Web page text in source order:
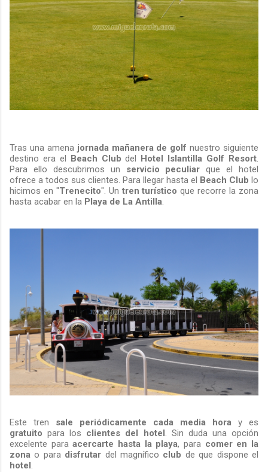
Tras una amena jornada mañanera de golf nuestro siguiente
destino era el Beach Club del Hotel Islantilla Golf Resort.
Para ello descubrimos un servicio peculiar que el hotel
ofrece a todos sus clientes. Para llegar hasta el Beach Club lo
hicimos en "Trenecito". Un tren turístico que recorre la zona
hasta acabar en la Playa de La Antilla.
Este tren sale periódicamente cada media hora y es
gratuito para los clientes del hotel. Sin duda una opción
excelente paraacercarte hasta la playa, para comer en la
zona o para disfrutar del magnífico club de que dispone el
hotel.